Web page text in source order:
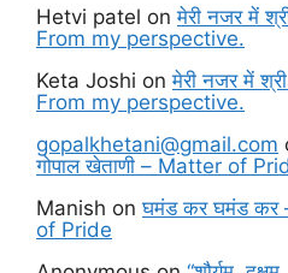
Hetvi patel onमेरी नजर में
From my perspective.
Keta Joshi onमेरी नजर में
From my perspective.
gopalkhetani@gmail.com
गोपाल खेताणी – Matter of
Manish onघमंड कर घमंड कर
of Pride